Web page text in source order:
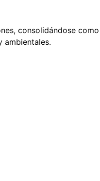
consolidándose
ambientales.